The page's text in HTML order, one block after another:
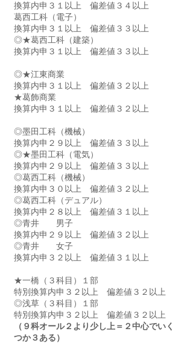
換算内申３１以上　偏差値３４以上
葛西工科（電子）
換算内申３１以上　偏差値３３以上
◎★葛西工科（建築）
換算内申３１以上　偏差値３３以上
◎★江東商業
換算内申３１以上　偏差値３２以上
★葛飾商業
換算内申３１以上　偏差値３２以上
◎墨田工科（機械）
換算内申２９以上　偏差値３３以上
◎★墨田工科（電気）
換算内申２９以上　偏差値３３以上
◎葛西工科（機械）
換算内申３０以上　偏差値３２以上
◎葛西工科（デュアル）
換算内申２８以上　偏差値３１以上
◎青井　　男子
換算内申２９以上　偏差値３２以上
◎青井　　女子
換算内申３２以上　偏差値３１以上
★一橋（３科目）１部
特別換算内申３２以上　偏差値３２以上
◎浅草（３科目）１部
特別換算内申３２以上　偏差値３２以上
（９科オール２より少し上＝２中心でいく
つか３ある）